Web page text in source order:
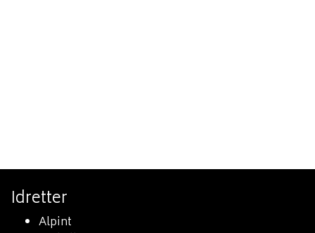
Idretter
Alpint